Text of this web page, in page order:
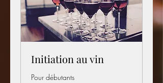
Initiation au vin
Pour débutants